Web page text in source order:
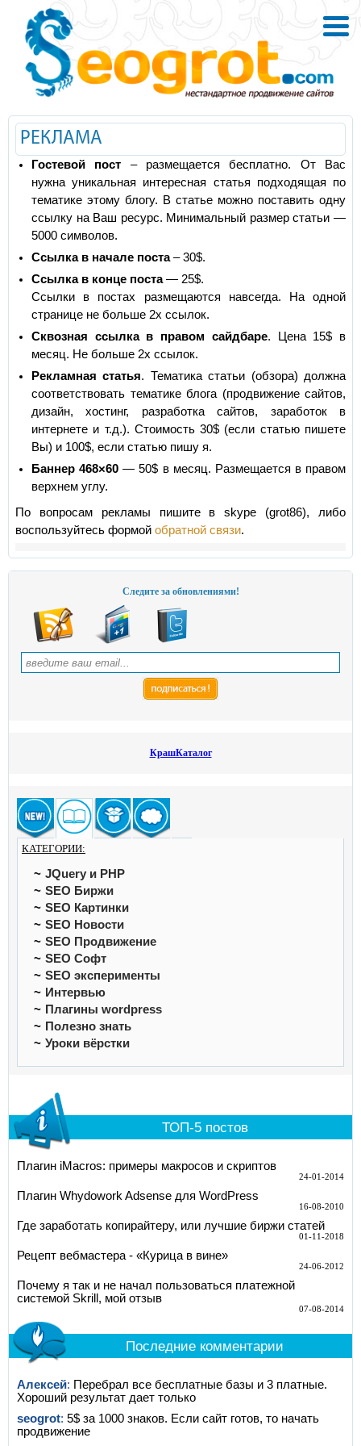
РЕКЛАМА
Гостевой пост – размещается бесплатно. От Вас
нужна уникальная интересная статья подходящая по
тематике этому блогу. В статье можно поставить одну
ссылку на Ваш ресурс. Минимальный размер статьи —
5000 символов.
Ссылка в начале поста– 30$.
Ссылка в конце поста— 25$.
Ссылки в постах размещаются навсегда. На одной
странице не больше 2х ссылок.
Сквозная ссылка в правом сайдбаре. Цена 15$ в
месяц. Не больше 2х ссылок.
Рекламная статья. Тематика статьи (обзора) должна
соответствовать тематике блога (продвижение сайтов,
дизайн, хостинг, разработка сайтов, заработок в
интернете и т.д.). Стоимость 30$ (если статью пишете
Вы) и 100$, если статью пишу я.
Баннер 468×60 — 50$ в месяц. Размещается в правом
верхнем углу.
По вопросам рекламы пишите в skype (grot86), либо
воспользуйтесь формой обратной связи.
Следите за обновлениями!
КрашКаталог
КАТЕГОРИИ:
JQuery и PHP
SEO Биржи
SEO Картинки
SEO Новости
SEO Продвижение
SEO Софт
SEO эксперименты
Интервью
Плагины wordpress
Полезно знать
Уроки вёрстки
ТОП-5 постов
Плагин iMacros: примеры макросов и скриптов
24-01-2014
Плагин Whydowork Adsense для WordPress
16-08-2010
Где заработать копирайтеру, или лучшие биржи статей
01-11-2018
Рецепт вебмастера - «Курица в вине»
24-06-2012
Почему я так и не начал пользоваться платежной
системой Skrill, мой отзыв
07-08-2014
Последние комментарии
Алексей: Перебрал все бесплатные базы и 3 платные.
Хороший результат дает только
seogrot: 5$ за 1000 знаков. Если сайт готов, то начать
продвижение